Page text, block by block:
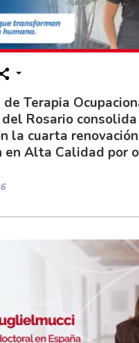
Terapia
Rosario consolida
la cuarta
en Alta Calidad por